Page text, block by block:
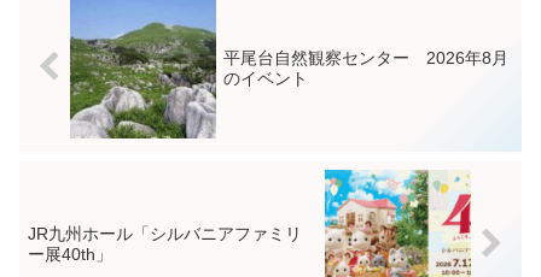
平尾台自然観察センター 2026年8月
のイベント
JR九州ホール「シルバニアファミリ
ー展40th」